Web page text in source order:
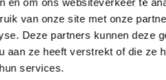
van onze site met onze
Deze partners kunnen deze
aan ze heeft verstrekt of die ze
services.
handig en compacte
vooraleer deze flyer